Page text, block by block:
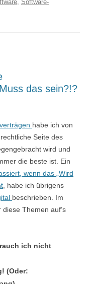
, Software-
das sein?!?
habe ich von
Seite des
wird und
die beste ist. Ein
wenn das „Wird
, habe ich übrigens
beschrieben. Im
Themen auf’s
ich nicht
(Oder: